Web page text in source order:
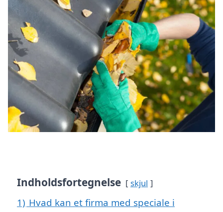
Indholdsfortegnelse skjul
1) Hvad kan et firma med speciale i